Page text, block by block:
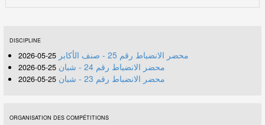
DISCIPLINE
محضر الانضباط رقم 25 - صنف الأكابر 25-05-2026
محضر الانضباط رقم 24 - شبان 25-05-2026
محضر الانضباط رقم 23 - شبان 25-05-2026
ORGANISATION DES COMPÉTITIONS